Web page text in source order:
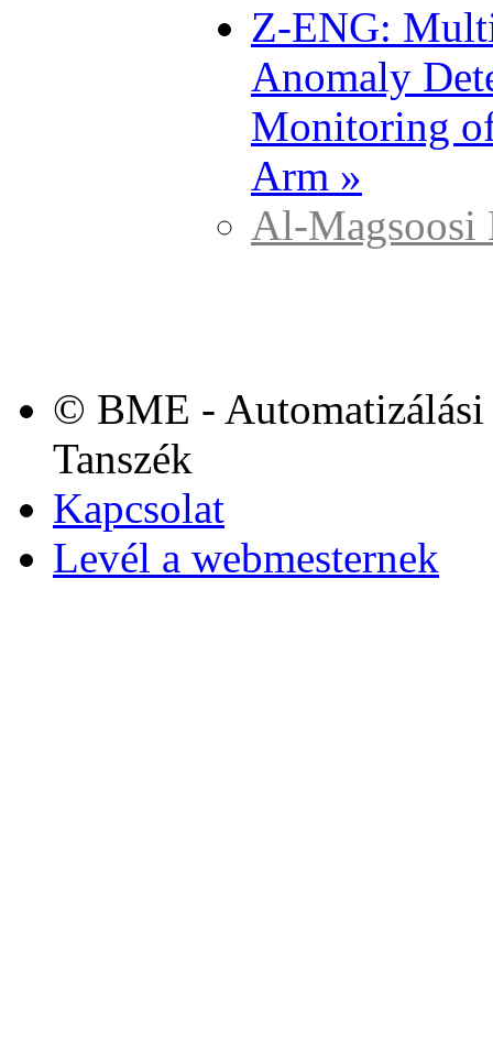
Z-ENG:
Anomaly
Monitoring
Arm »
Al-Magsoosi
© BME -
Tanszék
Kapcsolat
Levél a webmesternek